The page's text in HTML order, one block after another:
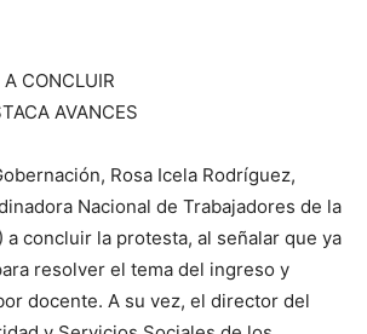
A CONCLUIR
AVANCES
Rosa Icela Rodríguez,
Nacional de Trabajadores de la
a concluir la protesta, al señalar que ya
resolver el tema del ingreso y
docente. A su vez, el director del